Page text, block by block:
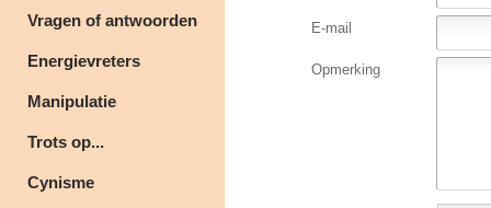
Vragen of antwoorden
Energievreters
Manipulatie
Trots op...
Cynisme
E-mail
Opmerking